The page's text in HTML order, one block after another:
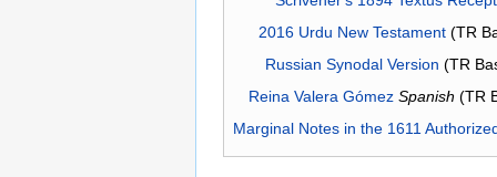
2016 Urdu New Testament(TR
Russian Synodal Version (TR
Reina Valera Gómez Spanish (TR
Marginal Notes in the 1611